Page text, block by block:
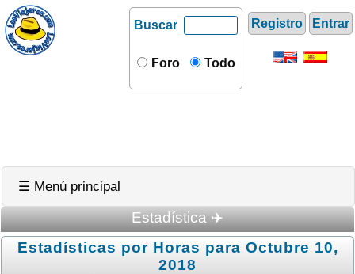
Registro Entrar
Buscar
Foro Todo
☰ Menú principal
Estadística ✈️
Estadísticas por Horas para Octubre 10,
2018